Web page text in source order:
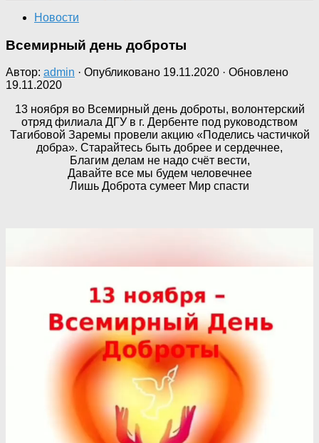
Новости
Всемирный день доброты
Автор: admin · Опубликовано 19.11.2020 · Обновлено
19.11.2020
13 ноября во Всемирный день доброты, волонтерский
отряд филиала ДГУ в г. Дербенте под руководством
Тагибовой Заремы провели акцию «Поделись частичкой
добра». Старайтесь быть добрее и сердечнее,
Благим делам не надо счёт вести,
Давайте все мы будем человечнее
Лишь Доброта сумеет Мир спасти